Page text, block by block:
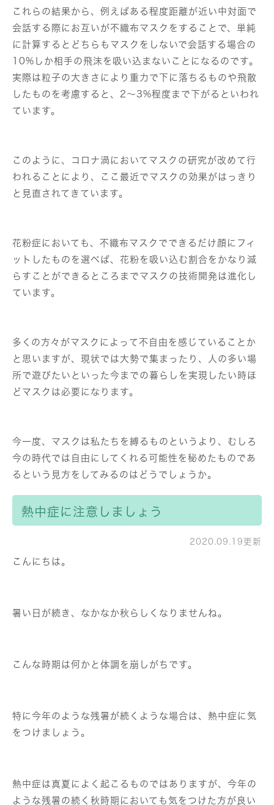
これらの結果から、例えばある程度距離が近い中対面で
会話する際にお互いが不織布マスクをすることで、単純
に計算するとどちらもマスクをしないで会話する場合の
10%しか相手の飛沫を吸い込まないことになるのです。
実際は粒子の大きさにより重力で下に落ちるものや飛散
したものを考慮すると、2〜3%程度まで下がるといわれ
ています。
このように、コロナ渦においてマスクの研究が改めて行
われることにより、ここ最近でマスクの効果がはっきり
と見直されてきています。
花粉症においても、不織布マスクでできるだけ顔にフィ
ットしたものを選べば、花粉を吸い込む割合をかなり減
らすことができるところまでマスクの技術開発は進化し
ています。
多くの方々がマスクによって不自由を感じていることか
と思いますが、現状では大勢で集まったり、人の多い場
所で遊びたいといった今までの暮らしを実現したい時ほ
どマスクは必要になります。
今一度、マスクは私たちを縛るものというより、むしろ
今の時代では自由にしてくれる可能性を秘めたものであ
るという見方をしてみるのはどうでしょうか。
熱中症に注意しましょう
2020.09.19更新
こんにちは。
暑い日が続き、なかなか秋らしくなりませんね。
こんな時期は何かと体調を崩しがちです。
特に今年のような残暑が続くような場合は、熱中症に気
をつけましょう。
熱中症は真夏によく起こるものではありますが、今年の
ような残暑の続く秋時期においても気をつけた方が良い